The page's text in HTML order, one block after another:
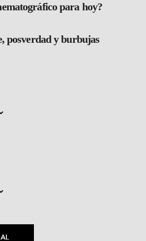
para hoy?
posverdad y burbujas